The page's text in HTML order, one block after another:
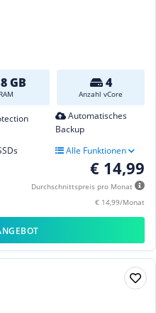
8 GB
RAM
4
Anzahl vCore
Automatisches
Backup
Alle Funktionen
€ 14,99
Durchschnittspreis pro Monat
€ 14,99/Monat